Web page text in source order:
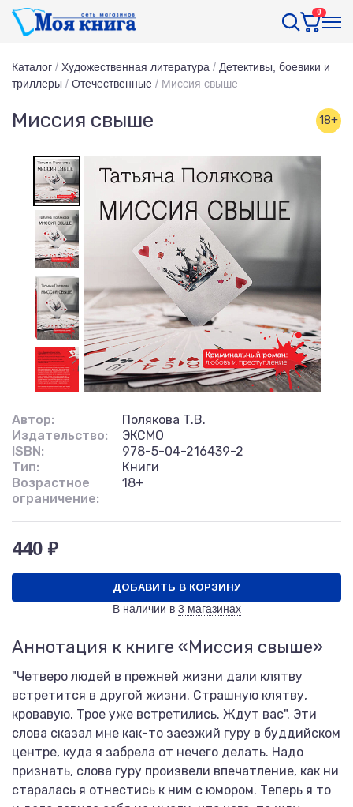
0
Каталог / Художественная литература / Детективы, боевики и
триллеры / Отечественные / Миссия свыше
Миссия свыше 18+
Автор:
Полякова Т.В.
Издательство:
ЭКСМО
ISBN:
978-5-04-216439-2
Тип:
Книги
Возрастное
ограничение:
18+
440 ₽
ДОБАВИТЬ В КОРЗИНУ
В наличии в 3 магазинах
Аннотация к книге «Миссия свыше»
"Четверо людей в прежней жизни дали клятву
встретится в другой жизни. Страшную клятву,
кровавую. Трое уже встретились. Ждут вас". Эти
слова сказал мне как-то заезжий гуру в буддийском
центре, куда я забрела от нечего делать. Надо
признать, слова гуру произвели впечатление, как ни
старалась я отнестись к ним с юмором. Теперь я то